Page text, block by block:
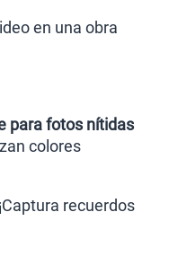
en una obra
para fotos nítidas
colores
recuerdos